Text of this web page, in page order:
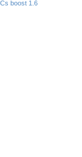
Cs boost 1.6